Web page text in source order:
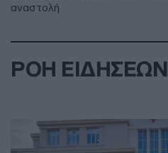
αναστολή
ΡΟΗ ΕΙΔΗΣΕΩΝ